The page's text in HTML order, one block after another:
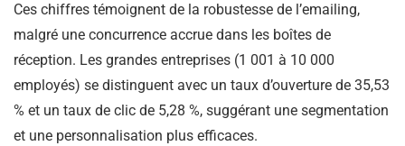
Ces chiffres témoignent de la robustesse de l’emailing,
malgré une concurrence accrue dans les boîtes de
réception. Les grandes entreprises (1 001 à 10 000
employés) se distinguent avec un taux d’ouverture de 35,53
% et un taux de clic de 5,28 %, suggérant une segmentation
et une personnalisation plus efficaces. ​